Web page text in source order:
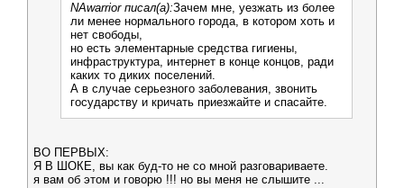
NAwarrior писал(а):Зачем мне, уезжать из более
ли менее нормального города, в котором хоть и
нет свободы,
но есть элементарные средства гигиены,
инфраструктура, интернет в конце концов, ради
каких то диких поселений.
А в случае серьезного заболевания, звонить
государству и кричать приезжайте и спасайте.
ВО ПЕРВЫХ:
Я В ШОКЕ, вы как буд-то не со мной разговариваете.
я вам об этом и говорю !!! но вы меня не слышите ...